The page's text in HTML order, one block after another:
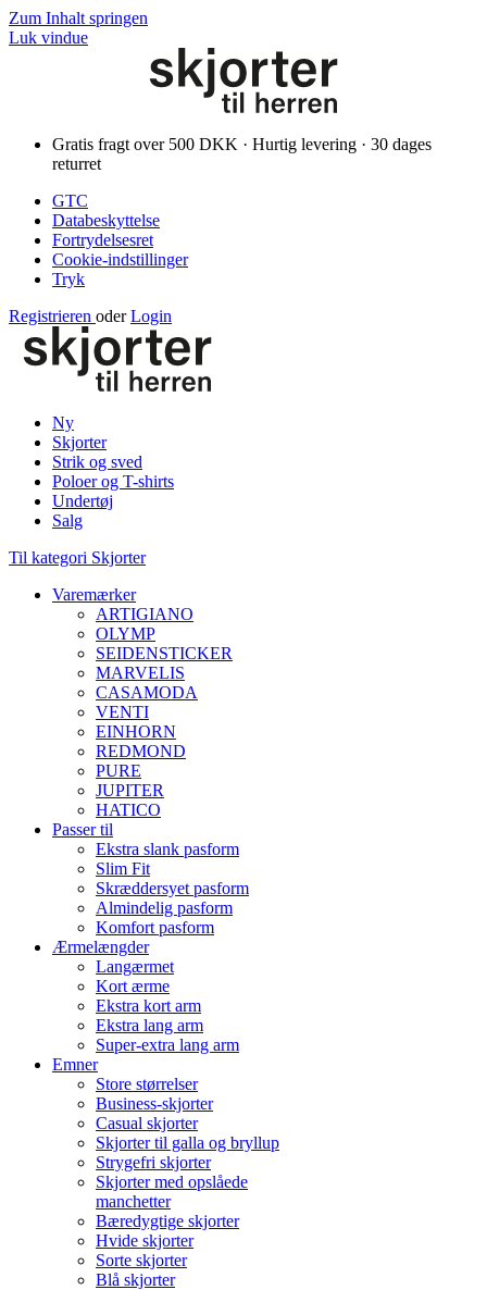
Zum Inhalt springen
Luk vindue
Gratis fragt over 500 DKK · Hurtig levering · 30 dages
returret
GTC
Databeskyttelse
Fortrydelsesret
Cookie-indstillinger
Tryk
Registrieren oder Login
Ny
Skjorter
Strik og sved
Poloer og T-shirts
Undertøj
Salg
Til kategori Skjorter
Varemærker
ARTIGIANO
OLYMP
SEIDENSTICKER
MARVELIS
CASAMODA
VENTI
EINHORN
REDMOND
PURE
JUPITER
HATICO
Passer til
Ekstra slank pasform
Slim Fit
Skræddersyet pasform
Almindelig pasform
Komfort pasform
Ærmelængder
Langærmet
Kort ærme
Ekstra kort arm
Ekstra lang arm
Super-extra lang arm
Emner
Store størrelser
Business-skjorter
Casual skjorter
Skjorter til galla og bryllup
Strygefri skjorter
Skjorter med opslåede
manchetter
Bæredygtige skjorter
Hvide skjorter
Sorte skjorter
Blå skjorter